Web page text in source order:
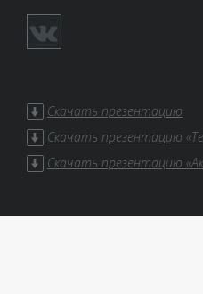
Скачать презентацию
Скачать презентацию
Скачать презентацию